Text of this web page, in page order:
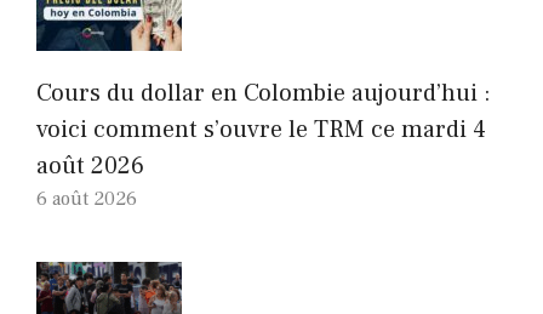
Cours du dollar en Colombie aujourd’hui :
voici comment s’ouvre le TRM ce mardi 4
août 2026
6 août 2026